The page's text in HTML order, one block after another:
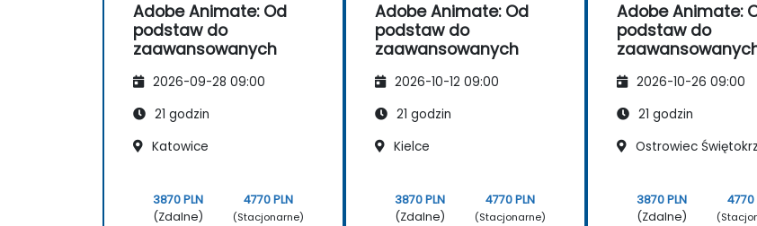
Adobe Animate: Od
podstaw do
zaawansowanych
2026-09-28 09:00
21 godzin
Katowice
3870 PLN
(Zdalne)
4770 PLN
(Stacjonarne)
Adobe Animate: Od
podstaw do
zaawansowanych
2026-10-12 09:00
21 godzin
Kielce
3870 PLN
(Zdalne)
4770 PLN
(Stacjonarne)
Adobe Animate:
podstaw do
2026-10-26 09:00
21 godzin
Ostrowiec
3870 PLN
(Zdalne)
4770